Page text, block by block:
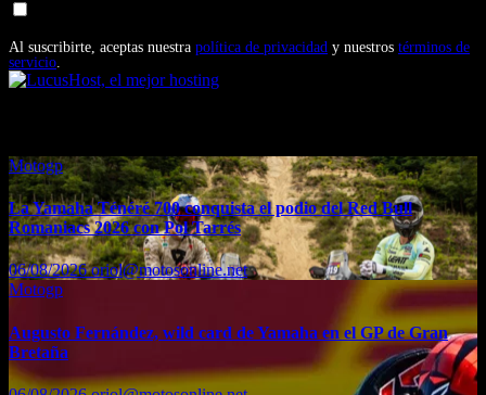
Al suscribirte, aceptas nuestra política de privacidad y nuestros términos de
servicio.
Motogp
La Yamaha Ténéré 700 conquista el podio del Red Bull
Romaniacs 2026 con Pol Tarrés
06/08/2026oriol@motosonline.net
Motogp
Augusto Fernández, wild card de Yamaha en el GP de Gran
Bretaña